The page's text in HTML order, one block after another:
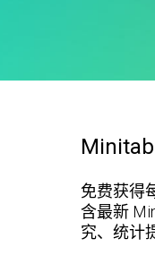
免费获得
含最新
究、统计